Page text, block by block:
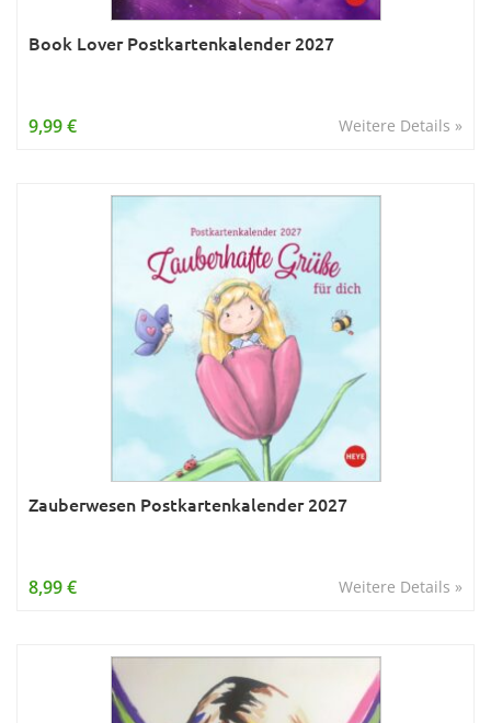
Book Lover Postkartenkalender 2027
Weitere Details »
9,99 €
Zauberwesen Postkartenkalender 2027
Weitere Details »
8,99 €